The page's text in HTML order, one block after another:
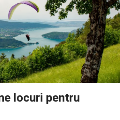
locuri pentru